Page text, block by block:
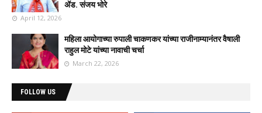
ॲड. संजय भोरे
April 12, 2026
महिला आयोगाच्या रुपाली चाकणकर यांच्या राजीनाम्यानंतर वैषाली
राहुल मोटे यांच्या नावाची चर्चा
March 22, 2026
FOLLOW US